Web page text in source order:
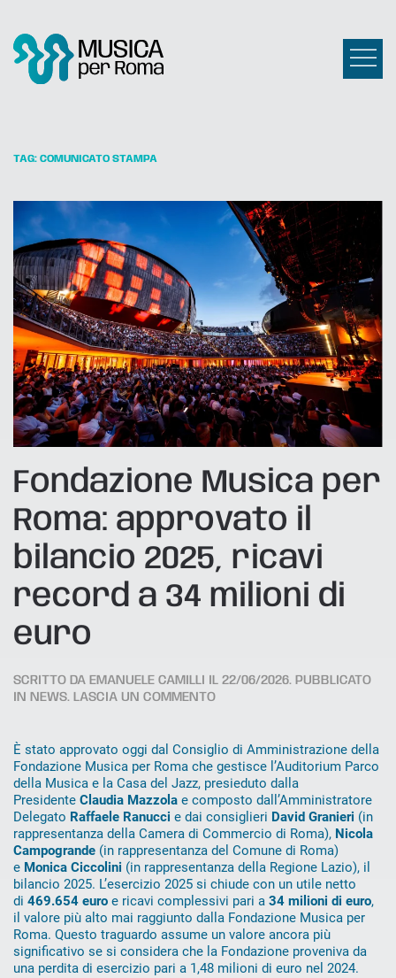
TAG: COMUNICATO STAMPA
Fondazione Musica per
Roma: approvato il
bilancio 2025, ricavi
record a 34 milioni di
euro
SCRITTO DA EMANUELE CAMILLI IL 22/06/2026. PUBBLICATO
IN NEWS. LASCIA UN COMMENTO
È stato approvato oggi dal Consiglio di Amministrazione della
Fondazione Musica per Roma che gestisce l’Auditorium Parco
della Musica e la Casa del Jazz, presieduto dalla
Presidente Claudia Mazzola e composto dall’Amministratore
Delegato Raffaele Ranucci e dai consiglieri David Granieri (in
rappresentanza della Camera di Commercio di Roma), Nicola
Campogrande (in rappresentanza del Comune di Roma)
e Monica Ciccolini (in rappresentanza della Regione Lazio), il
bilancio 2025. L’esercizio 2025 si chiude con un utile netto
di 469.654 euro e ricavi complessivi pari a 34 milioni di euro,
il valore più alto mai raggiunto dalla Fondazione Musica per
Roma. Questo traguardo assume un valore ancora più
significativo se si considera che la Fondazione proveniva da
una perdita di esercizio pari a 1,48 milioni di euro nel 2024.